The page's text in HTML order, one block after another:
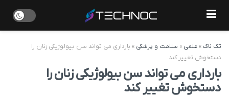
تک ناک» علمی » سلامت و پزشکی » بارداری می تواند سن بیولوژیکی زنان را
دستخوش تغییر کند
بارداری می تواند سن بیولوژیکی زنان را
دستخوش تغییر کند